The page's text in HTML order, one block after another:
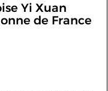
Yi Xuan
de France